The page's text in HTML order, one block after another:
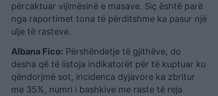
përcaktuar vijimësinë e masave. Siç është parë
nga raportimet tona të përditshme ka pasur një
ulje të rasteve.
Albana Fico: Përshëndetje të gjithëve, do
desha që të listoja indikatorët për të kuptuar ku
qëndorjmë sot, incidenca dyjavore ka zbritur
me 35%, numri i bashkive me raste të reja